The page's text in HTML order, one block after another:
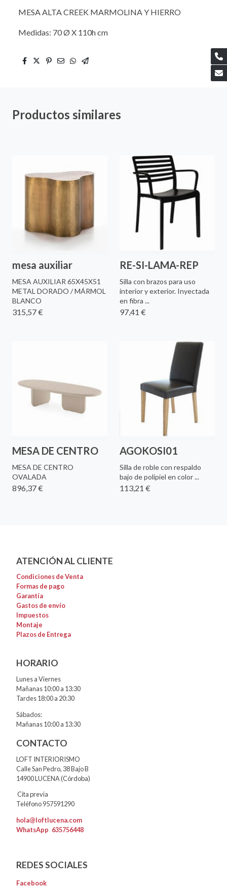
MESA ALTA CREEK MARMOLINA Y HIERRO
Medidas: 70 Ø X 110h cm
Productos similares
mesa auxiliar
MESA AUXILIAR 65X45X51
METAL DORADO / MÁRMOL
BLANCO
315,57 €
RE-SI-LAMA-REP
Silla con brazos para uso
interior y exterior. Inyectada
en fibra ...
97,41 €
MESA DE CENTRO
MESA DE CENTRO
OVALADA
896,37 €
AGOKOSI01
Silla de roble con respaldo
bajo de polipiel en color ...
113,21 €
ATENCIÓN AL CLIENTE
Condiciones de Venta
Formas de pago
Garantía
Gastos de envío
Impuestos
Montaje
Plazos de Entrega
HORARIO
Lunes a Viernes
Mañanas 10:00 a 13:30
Tardes 18:00 a 20:30
Sábados:
Mañanas 10:00 a 13:30
CONTACTO
LOFT INTERIORISMO
Calle San Pedro, 38 Bajo B
14900 LUCENA (Córdoba)
Cita previa
Teléfono 957591290
hola@loftlucena.com
WhatsApp 635756448
REDES SOCIALES
Facebook